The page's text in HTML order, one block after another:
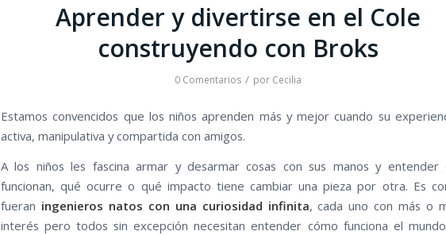
Aprender y divertirse en el Cole
construyendo con Broks
0 Comentarios / por Cecilia
Estamos convencidos que los niños aprenden más y mejor cuando su
activa, manipulativa y compartida con amigos.
A los niños les fascina armar y desarmar cosas con sus manos y entender
funcionan, qué ocurre o qué impacto tiene cambiar una pieza por otra. Es
fueran ingenieros natos con una curiosidad infinita, cada uno con más o
interés pero todos sin excepción necesitan entender cómo funciona el